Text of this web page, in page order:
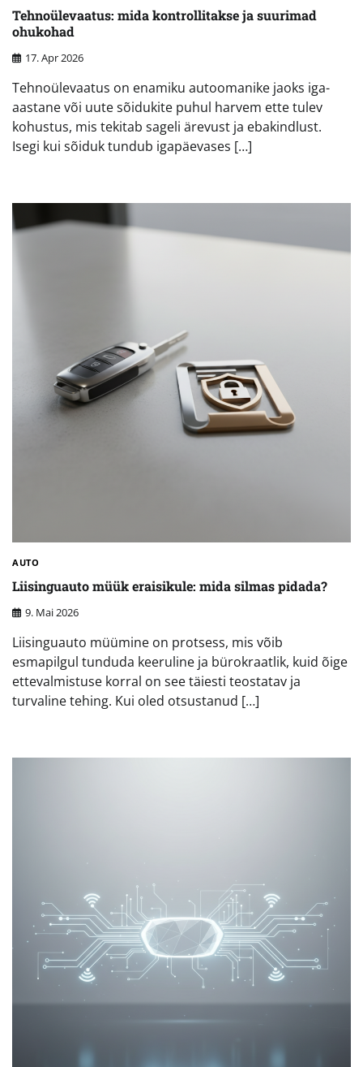
Tehnoülevaatus: mida kontrollitakse ja suurimad
ohukohad
17. Apr 2026
Tehnoülevaatus on enamiku autoomanike jaoks iga-
aastane või uute sõidukite puhul harvem ette tulev
kohustus, mis tekitab sageli ärevust ja ebakindlust.
Isegi kui sõiduk tundub igapäevases […]
AUTO
Liisinguauto müük eraisikule: mida silmas pidada?
9. Mai 2026
Liisinguauto müümine on protsess, mis võib
esmapilgul tunduda keeruline ja bürokraatlik, kuid õige
ettevalmistuse korral on see täiesti teostatav ja
turvaline tehing. Kui oled otsustanud […]